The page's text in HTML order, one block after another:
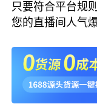
只要符合平台规
您的直播间人气